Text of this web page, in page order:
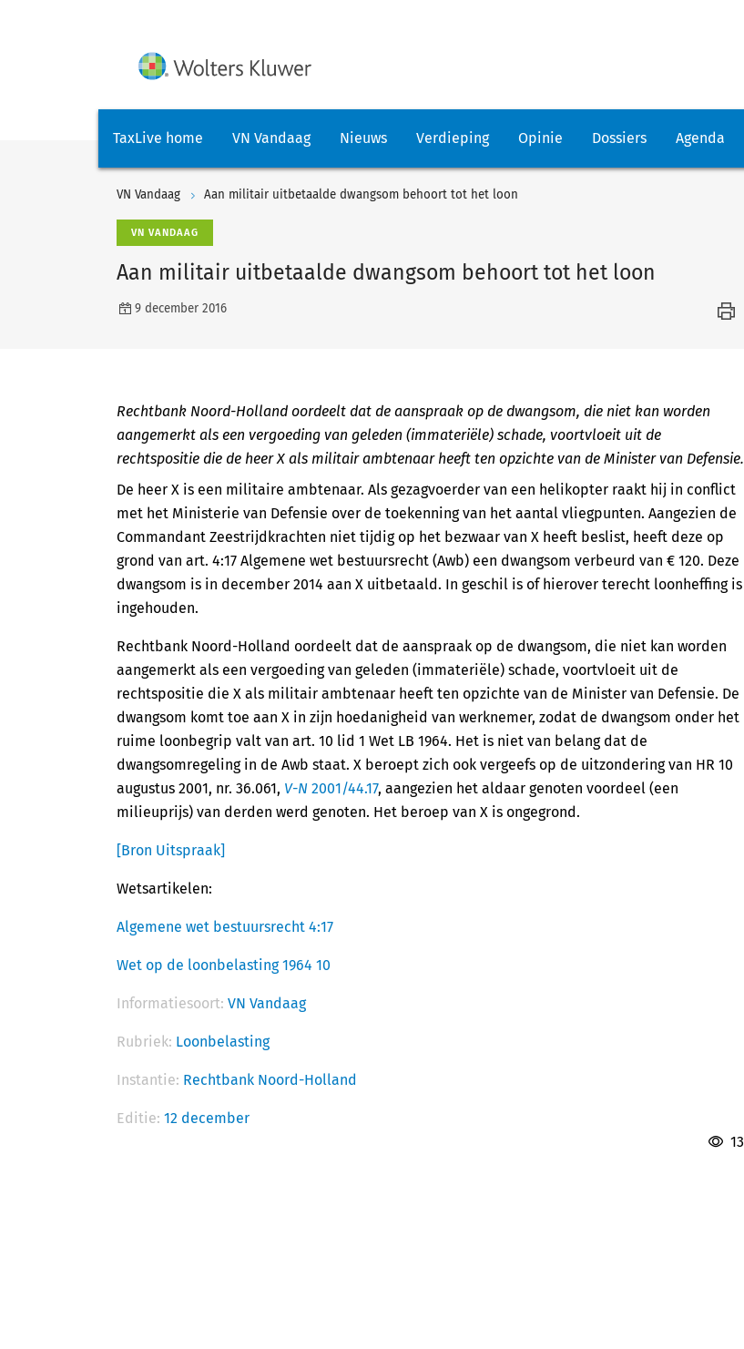
TaxLive home VN Vandaag Nieuws Verdieping Opinie Dossiers Agenda
VN Vandaag Aan militair uitbetaalde dwangsom behoort tot het loon
VN VANDAAG
Aan militair uitbetaalde dwangsom behoort tot het loon
9 december 2016
Rechtbank Noord-Holland oordeelt dat de aanspraak op de dwangsom, die niet kan worden
aangemerkt als een vergoeding van geleden (immateriële) schade, voortvloeit uit de
rechtspositie die de heer X als militair ambtenaar heeft ten opzichte van de Minister van Defensie.
De heer X is een militaire ambtenaar. Als gezagvoerder van een helikopter raakt hij in conflict
met het Ministerie van Defensie over de toekenning van het aantal vliegpunten. Aangezien de
Commandant Zeestrijdkrachten niet tijdig op het bezwaar van X heeft beslist, heeft deze op
grond van art. 4:17 Algemene wet bestuursrecht (Awb) een dwangsom verbeurd van € 120. Deze
dwangsom is in december 2014 aan X uitbetaald. In geschil is of hierover terecht loonheffing is
ingehouden.
Rechtbank Noord-Holland oordeelt dat de aanspraak op de dwangsom, die niet kan worden
aangemerkt als een vergoeding van geleden (immateriële) schade, voortvloeit uit de
rechtspositie die X als militair ambtenaar heeft ten opzichte van de Minister van Defensie. De
dwangsom komt toe aan X in zijn hoedanigheid van werknemer, zodat de dwangsom onder het
ruime loonbegrip valt van art. 10 lid 1 Wet LB 1964. Het is niet van belang dat de
dwangsomregeling in de Awb staat. X beroept zich ook vergeefs op de uitzondering van HR 10
augustus 2001, nr. 36.061, V-N 2001/44.17, aangezien het aldaar genoten voordeel (een
milieuprijs) van derden werd genoten. Het beroep van X is ongegrond.
[Bron Uitspraak]
Wetsartikelen:
Algemene wet bestuursrecht 4:17
Wet op de loonbelasting 1964 10
Informatiesoort: VN Vandaag
Rubriek: Loonbelasting
Instantie: Rechtbank Noord-Holland
Editie: 12 december
13